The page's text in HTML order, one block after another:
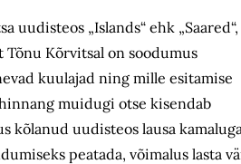
„Islands“ ehk „Saared“,
Tõnu Kõrvitsal on soodumus
kuulajad ning mille esitamise
muidugi otse kisendab
uudisteos lausa
peatada, võimalus lasta